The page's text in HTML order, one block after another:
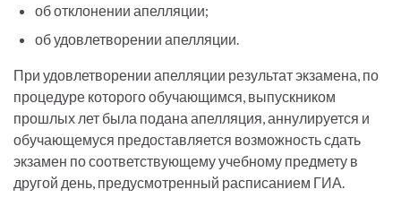
об отклонении апелляции;
об удовлетворении апелляции.
При удовлетворении апелляции результат экзамена, по
процедуре которого обучающимся, выпускником
прошлых лет была подана апелляция, аннулируется и
обучающемуся предоставляется возможность сдать
экзамен по соответствующему учебному предмету в
другой день, предусмотренный расписанием ГИА.